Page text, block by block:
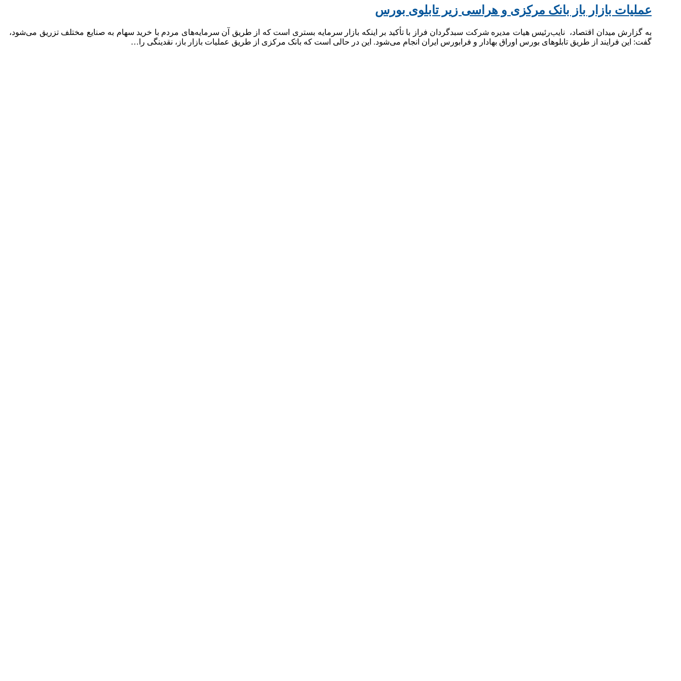
عملیات بازار باز بانک مرکزی و هراسی زیر تابلوی بورس
به گزارش میدان اقتصاد، نایب‌رئیس هیات مدیره شرکت سبدگردان فراز با تأکید بر اینکه بازار سرمایه بستری است که از طریق آن سرمایه‌های مردم با خرید سهام به صنایع مختلف تزریق می‌شود،
گفت: این فرایند از طریق تابلوهای بورس اوراق بهادار و فرابورس ایران انجام می‌شود. این در حالی است که بانک مرکزی از طریق عملیات بازار باز، نقدینگی را…